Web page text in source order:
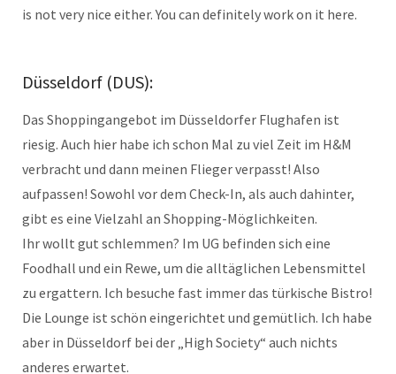
is not very nice either. You can definitely work on it here.
Düsseldorf (DUS):
Das Shoppingangebot im Düsseldorfer Flughafen ist
riesig. Auch hier habe ich schon Mal zu viel Zeit im H&M
verbracht und dann meinen Flieger verpasst! Also
aufpassen! Sowohl vor dem Check-In, als auch dahinter,
gibt es eine Vielzahl an Shopping-Möglichkeiten.
Ihr wollt gut schlemmen? Im UG befinden sich eine
Foodhall und ein Rewe, um die alltäglichen Lebensmittel
zu ergattern. Ich besuche fast immer das türkische Bistro!
Die Lounge ist schön eingerichtet und gemütlich. Ich habe
aber in Düsseldorf bei der „High Society“ auch nichts
anderes erwartet.